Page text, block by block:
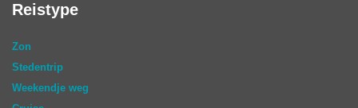
Reistype
Zon
Stedentrip
Weekendje weg